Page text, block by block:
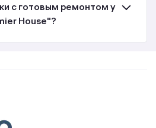
с готовым ремонтом у
House"?